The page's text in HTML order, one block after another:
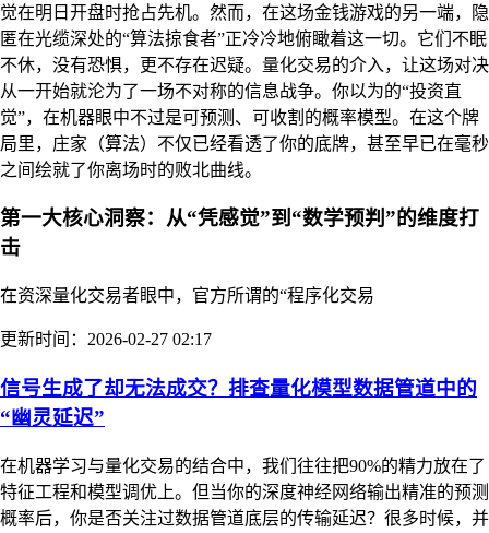
觉在明日开盘时抢占先机。然而，在这场金钱游戏的另一端，隐
匿在光缆深处的“算法掠食者”正冷冷地俯瞰着这一切。它们不眠
不休，没有恐惧，更不存在迟疑。量化交易的介入，让这场对决
从一开始就沦为了一场不对称的信息战争。你以为的“投资直
觉”，在机器眼中不过是可预测、可收割的概率模型。在这个牌
局里，庄家（算法）不仅已经看透了你的底牌，甚至早已在毫秒
之间绘就了你离场时的败北曲线。
第一大核心洞察：从“凭感觉”到“数学预判”的维度打
击
在资深量化交易者眼中，官方所谓的“程序化交易
更新时间：2026-02-27 02:17
信号生成了却无法成交？排查量化模型数据管道中的
“幽灵延迟”
在机器学习与量化交易的结合中，我们往往把90%的精力放在了
特征工程和模型调优上。但当你的深度神经网络输出精准的预测
概率后，你是否关注过数据管道底层的传输延迟？很多时候，并